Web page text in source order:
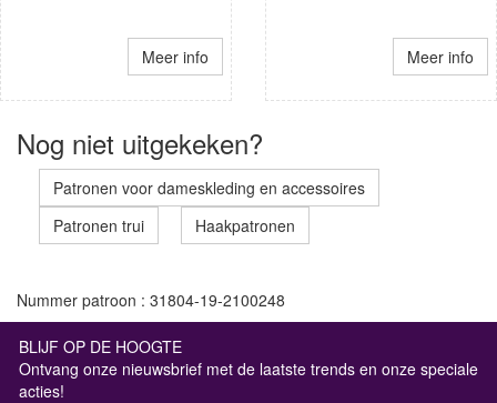
Meer info Meer info
Nog niet uitgekeken?
Patronen voor dameskleding en accessoires
Patronen trui
Haakpatronen
Nummer patroon : 31804-19-2100248
BLIJF OP DE HOOGTE
Ontvang onze nieuwsbrief met de laatste trends en onze speciale
acties!